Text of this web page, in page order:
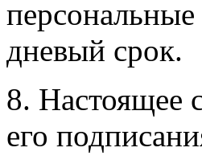
дневый срок.
8. Настоящее
его